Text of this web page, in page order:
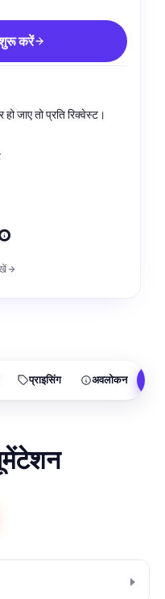
शुरू करें
जाए तो प्रति रिक्वेस्ट।
प्राइसिंग अवलोकन